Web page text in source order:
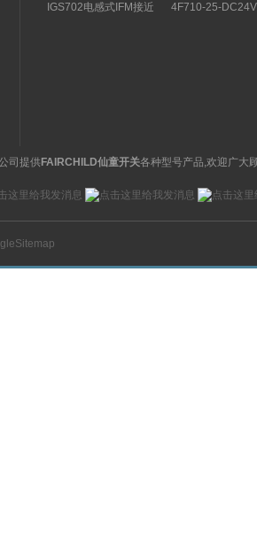
关特点及功能
构分析
IGS702电感式IFM接近
4F710-25-
司提供FAIRCHILD仙童开关各种型号产品,欢迎广大